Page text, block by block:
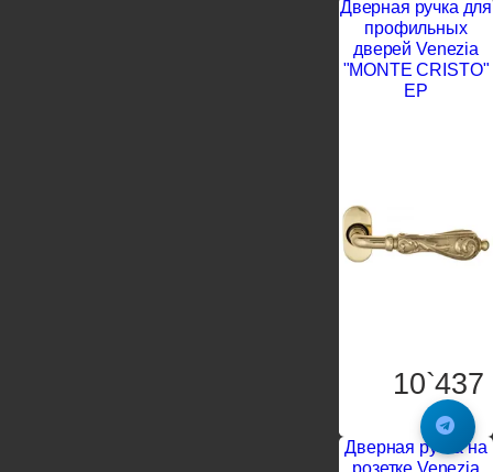
Дверная ручка для
профильных
дверей Venezia
"MONTE CRISTO"
EP
10`437
P
Дверная ручка на
розетке Venezia